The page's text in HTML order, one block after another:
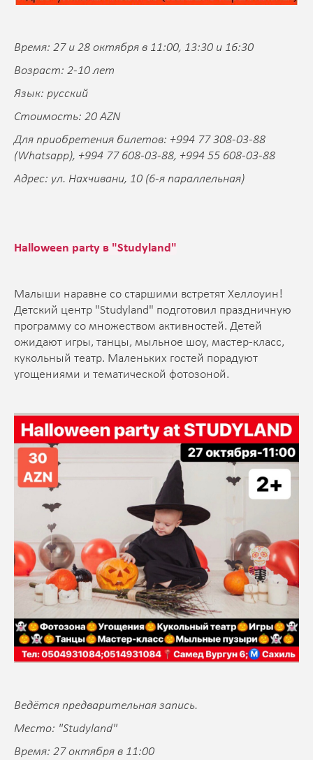
Время: 27 и 28 октября в 11:00, 13:30 и 16:30
Возраст: 2-10 лет
Язык: русский
Стоимость: 20 AZN
Для приобретения билетов: +994 77 308-03-88
(Whatsapp), +994 77 608-03-88, +994 55 608-03-88
Адрес: ул. Нахчивани, 10 (6-я параллельная)
Halloween party в "Studyland"
Малыши наравне со старшими встретят Хеллоуин!
Детский центр "Studyland" подготовил праздничную
программу со множеством активностей. Детей
ожидают игры, танцы, мыльное шоу, мастер-класс,
кукольный театр. Маленьких гостей порадуют
угощениями и тематической фотозоной.
Ведётся предварительная запись.
Место: "Studyland"
Время: 27 октября в 11:00